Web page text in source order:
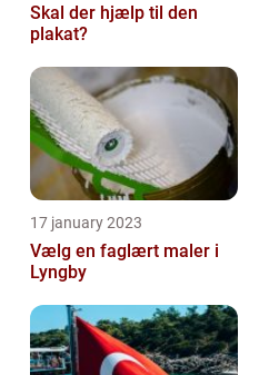
Skal der hjælp til den
plakat?
17 january 2023
Vælg en faglært maler i
Lyngby